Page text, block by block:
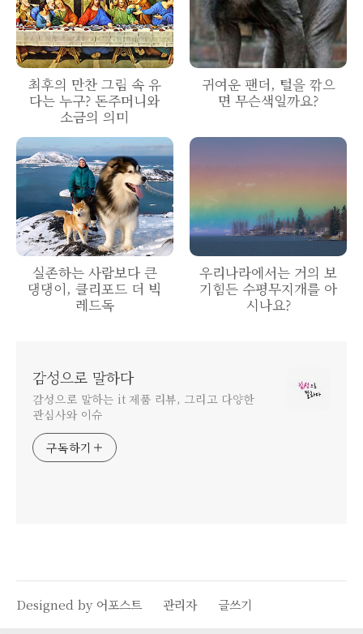
최후의 만찬 그림 속 유
다는 누구? 돈주머니와
소금의 의미
귀여운 팬더, 털을 깎으
면 무슨색일까요?
실존하는 사람보다 큰
댕댕이, 클리포드 더 빅
레드독
우리나라에서는 거의 보
기힘든 수평무지개를 아
시나요?
감성으로 말하다
감성으로 말하는 it 제품 리뷰, 그리고 다양한
관심사와 이슈
구독하기
Designed by 어포스트 관리자 글쓰기